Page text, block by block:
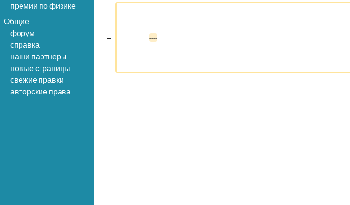
премии по физике
Общие
форум
справка
наши партнеры
новые страницы
свежие правки
авторские права
− ----